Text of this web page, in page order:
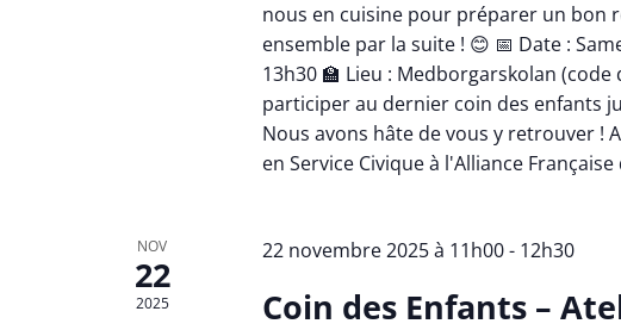
nous en cuisine pour préparer un bon
ensemble par la suite ! 😊 📅 Date :
13h30 🏫 Lieu : Medborgarskolan
participer au dernier coin des enfants
Nous avons hâte de vous y retrouver !
en Service Civique à l'Alliance
NOV
22
2025
22 novembre 2025 à 11h00- 12h30
Coin des Enfants –